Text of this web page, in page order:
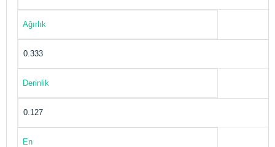
Ağırlık
0.333
Derinlik
0.127
En